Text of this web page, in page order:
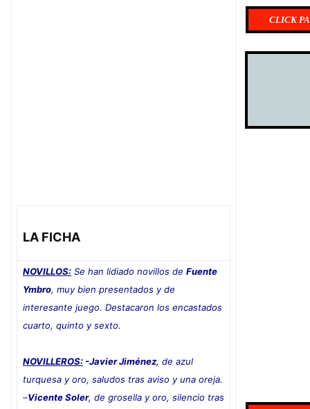
LA FICHA
NOVILLOS: Se han lidiado novillos de Fuente
Ymbro, muy bien presentados y de
interesante juego. Destacaron los encastados
cuarto, quinto y sexto.
NOVILLEROS: -Javier Jiménez, de azul
turquesa y oro, saludos tras aviso y una oreja.
–Vicente Soler, de grosella y oro, silencio tras
CLICK